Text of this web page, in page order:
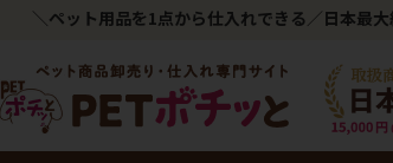
＼ペット用品を1点から仕入れできる／日本最